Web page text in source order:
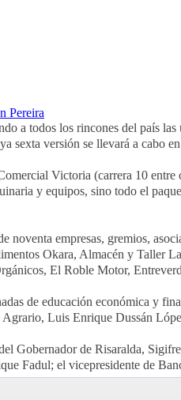
a todos los rincones del país
sexta versión se llevará a cabo
Victoria (carrera 10
y equipos, sino todo el
noventa empresas, gremios,
Okara, Almacén y Taller
El Roble Motor,
de educación económica y
Agrario, Luis Enrique Dussán
Gobernador de Risaralda,
Fadul; el vicepresidente de